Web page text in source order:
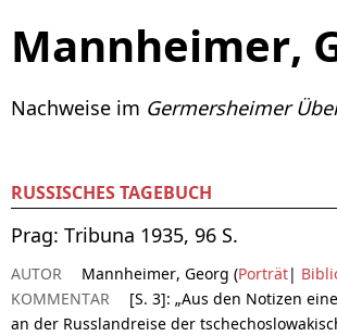
Mannheimer,
Nachweise im Germersheimer
RUSSISCHES TAGEBUCH
Prag: Tribuna 1935, 96 S.
AUTOR Mannheimer, Georg (Porträt|
KOMMENTAR
[S. 3]: „Aus den Notizen
an der Russlandreise der